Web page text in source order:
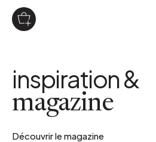
inspiration &
magazine
Découvrir le magazine